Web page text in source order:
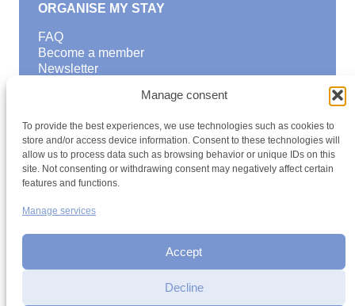
Manage consent
To provide the best experiences, we use technologies such as cookies to
store and/or access device information. Consent to these technologies will
allow us to process data such as browsing behavior or unique IDs on this
site. Not consenting or withdrawing consent may negatively affect certain
features and functions.
Manage services
Accept
Decline
ORGANISE MY STAY
FAQ
Become a member
Newsletter
Find a youth hostel
Discover activities
School Trips and group excursions
Teambuilding
Youth Hostels Luxembourg NPO